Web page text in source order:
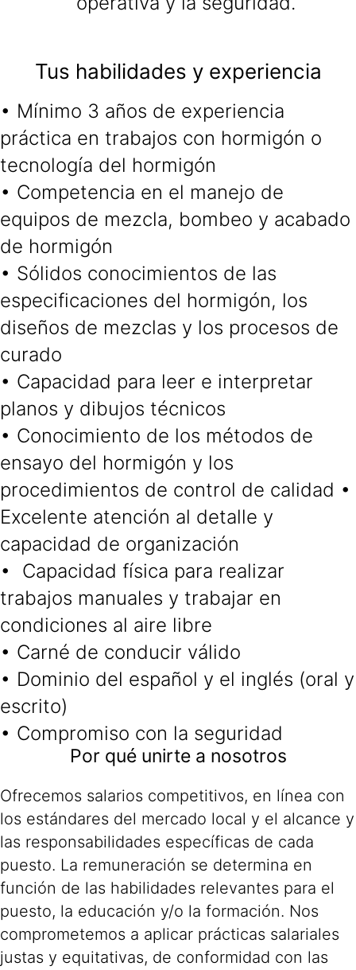
Tus habilidades y experiencia
• Mínimo 3 años de experiencia
práctica en trabajos con hormigón o
tecnología del hormigón
• Competencia en el manejo de
equipos de mezcla, bombeo y acabado
de hormigón
• Sólidos conocimientos de las
especificaciones del hormigón, los
diseños de mezclas y los procesos de
curado
• Capacidad para leer e interpretar
planos y dibujos técnicos
• Conocimiento de los métodos de
ensayo del hormigón y los
procedimientos de control de calidad •
Excelente atención al detalle y
capacidad de organización
• Capacidad física para realizar
trabajos manuales y trabajar en
condiciones al aire libre
• Carné de conducir válido
• Dominio del español y el inglés (oral y
escrito)
• Compromiso con la seguridad
Por qué unirte a nosotros
Ofrecemos salarios competitivos, en línea con
los estándares del mercado local y el alcance y
las responsabilidades específicas de cada
puesto. La remuneración se determina en
función de las habilidades relevantes para el
puesto, la educación y/o la formación. Nos
comprometemos a aplicar prácticas salariales
justas y equitativas, de conformidad con las